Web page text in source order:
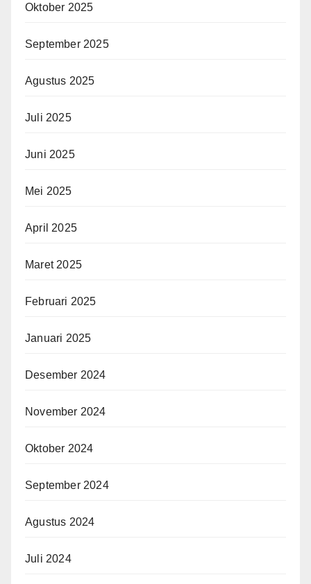
Oktober 2025
September 2025
Agustus 2025
Juli 2025
Juni 2025
Mei 2025
April 2025
Maret 2025
Februari 2025
Januari 2025
Desember 2024
November 2024
Oktober 2024
September 2024
Agustus 2024
Juli 2024